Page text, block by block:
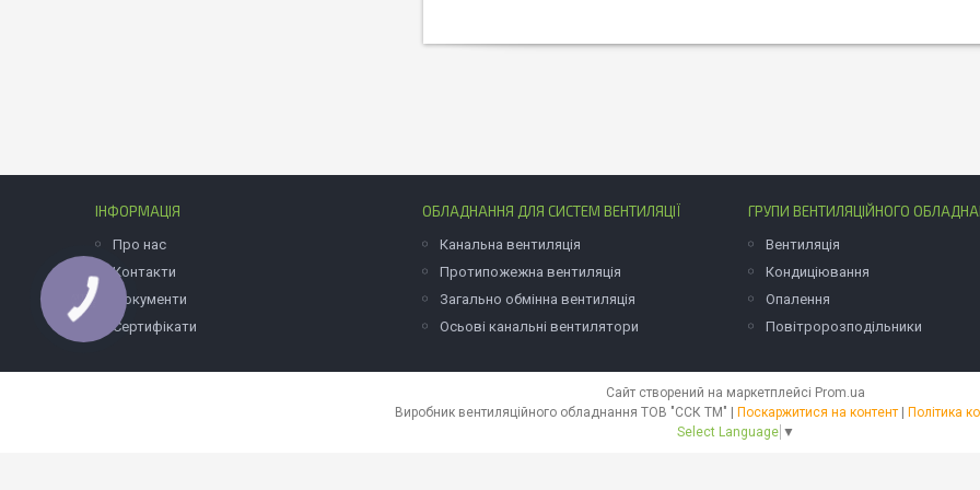
ІНФОРМАЦІЯ
Про нас
Контакти
Документи
Сертифікати
ОБЛАДНАННЯ ДЛЯ СИСТЕМ ВЕНТИЛЯЦІЇ
Канальна вентиляція
Протипожежна вентиляція
Загально обмінна вентиляція
Осьові канальні вентилятори
ГРУПИ ВЕНТИЛЯЦІЙНОГО
Вентиляція
Кондиціювання
Опалення
Повітророзподільники
Сайт створений на маркетплейсі Prom.ua
Виробник вентиляційного обладнання ТОВ "ССК ТМ" | Поскаржитися на контент | Політика
Select Language ▼